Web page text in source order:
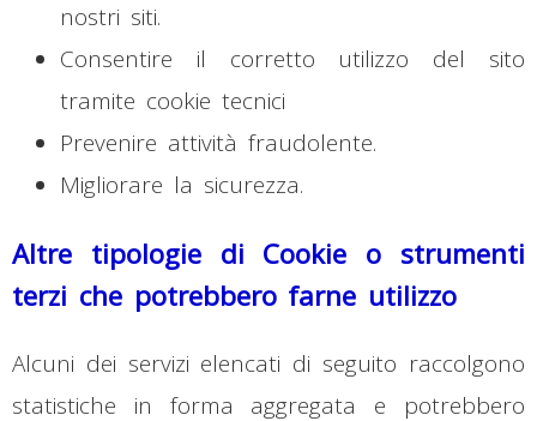
nostri siti.
Consentire il corretto utilizzo del sito
tramite cookie tecnici
Prevenire attività fraudolente.
Migliorare la sicurezza.
Altre tipologie di Cookie o strumenti
terzi che potrebbero farne utilizzo
Alcuni dei servizi elencati di seguito raccolgono
statistiche in forma aggregata e potrebbero